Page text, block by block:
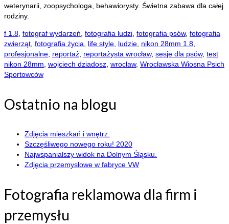
weterynarii, zoopsychologa, behawiorysty. Świetna zabawa dla całej
rodziny.
f 1.8 fotograf wydarzeń fotografia ludzi fotografia psów, fotografia
zwierząt fotografia życia life style ludzie nikon 28mm 1.8
profesjonalne reportaż reportażysta wrocław, sesje dla psów, test
nikon 28mm wojciech dziadosz wrocław, Wrocławska Wiosna Psich
Sportowców
Ostatnio na blogu
Zdjęcia mieszkań i wnętrz.
Szczęśliwego nowego roku! 2020
Najwspanialszy widok na Dolnym Śląsku.
Zdjęcia przemysłowe w fabryce VW
Fotografia reklamowa dla firm i
przemysłu